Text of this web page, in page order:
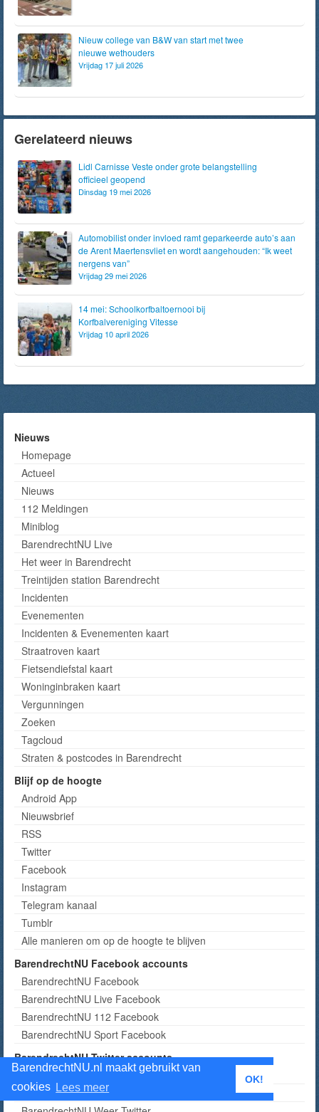
BarendrechtNU.nl maakt gebruikt van
cookies Lees meer
OK!
Nieuw college van B&W van start met twee
nieuwe wethouders
Vrijdag 17 juli 2026
Gerelateerd nieuws
Lidl Carnisse Veste onder grote belangstelling
officieel geopend
Dinsdag 19 mei 2026
Automobilist onder invloed ramt geparkeerde auto’s aan
de Arent Maertensvliet en wordt aangehouden: “Ik weet
nergens van”
Vrijdag 29 mei 2026
14 mei: Schoolkorfbaltoernooi bij
Korfbalvereniging Vitesse
Vrijdag 10 april 2026
Nieuws
Homepage
Actueel
Nieuws
112 Meldingen
Miniblog
BarendrechtNU Live
Het weer in Barendrecht
Treintijden station Barendrecht
Incidenten
Evenementen
Incidenten & Evenementen kaart
Straatroven kaart
Fietsendiefstal kaart
Woninginbraken kaart
Vergunningen
Zoeken
Tagcloud
Straten & postcodes in Barendrecht
Blijf op de hoogte
Android App
Nieuwsbrief
RSS
Twitter
Facebook
Instagram
Telegram kanaal
Tumblr
Alle manieren om op de hoogte te blijven
BarendrechtNU Facebook accounts
BarendrechtNU Facebook
BarendrechtNU Live Facebook
BarendrechtNU 112 Facebook
BarendrechtNU Sport Facebook
BarendrechtNU Twitter accounts
BarendrechtNU Twitter
BarendrechtNU 112 Meldingen Twitter